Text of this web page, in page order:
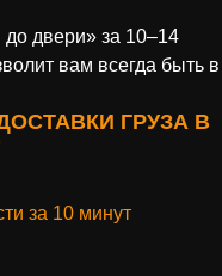
до двери» за 10–14
вам всегда быть в
ГРУЗА В
за 10 минут